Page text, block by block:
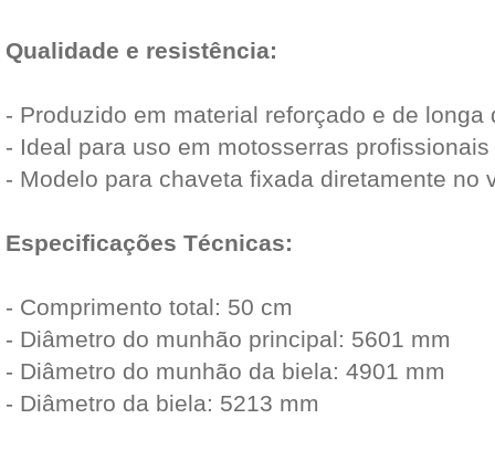
Qualidade e resistência:
- Produzido em material reforçado e de longa
- Ideal para uso em motosserras
- Modelo para chaveta fixada diretamente no
Especificações Técnicas:
- Comprimento total: 50 cm
- Diâmetro do munhão principal: 5601 mm
- Diâmetro do munhão da biela: 4901 mm
- Diâmetro da biela: 5213 mm